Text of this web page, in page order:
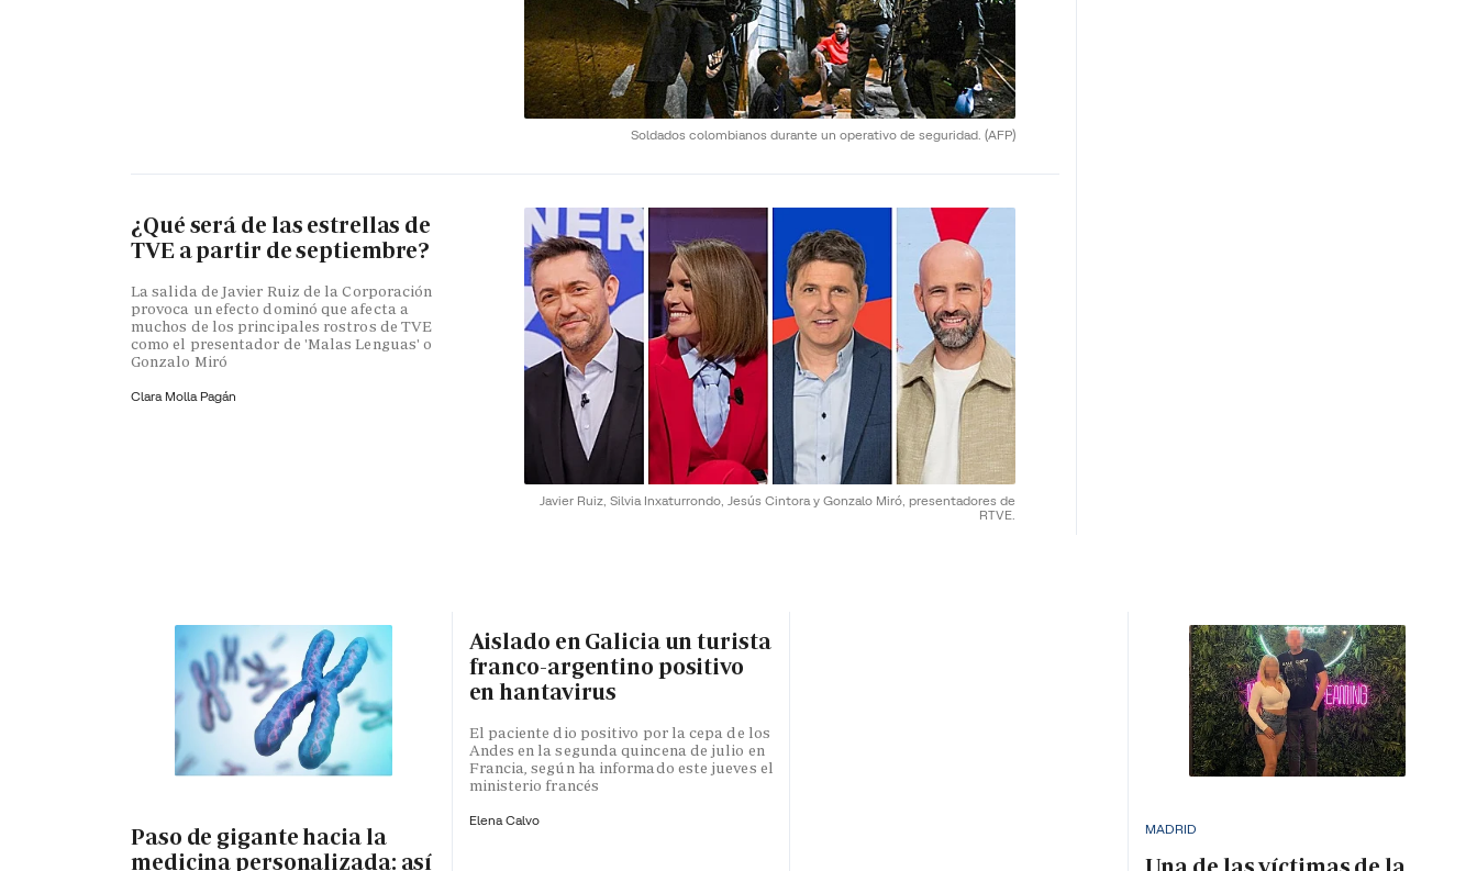
Soldados colombianos durante un operativo de seguridad. (AFP)
Javier Ruiz, Silvia Inxaturrondo, Jesús Cintora y Gonzalo Miró, presentadores de
RTVE.
¿Qué será de las estrellas de
TVE a partir de septiembre?
La salida de Javier Ruiz de la Corporación
provoca un efecto dominó que afecta a
muchos de los principales rostros de TVE
como el presentador de 'Malas Lenguas' o
Gonzalo Miró
Clara Molla Pagán
Paso de gigante hacia la
medicina personalizada: así
Aislado en Galicia un turista
franco-argentino positivo
en hantavirus
El paciente dio positivo por la cepa de los
Andes en la segunda quincena de julio en
Francia, según ha informado este jueves el
ministerio francés
Elena Calvo
MADRID